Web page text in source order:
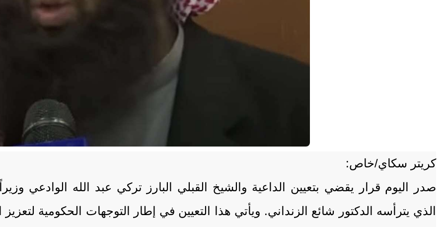
كريتر سكاي/خاص:
صدر اليوم قرار يقضي بتعيين الداعية والشيخ القبلي البارز تركي عبد الله الوادعي
الذي يترأسه الدكتور شائع الزنداني. ويأتي هذا التعيين في إطار التوجهات الحكومية